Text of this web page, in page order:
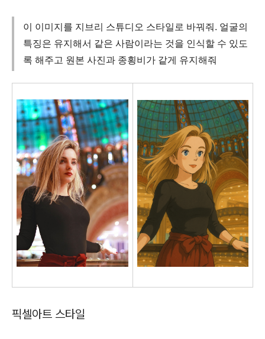
이 이미지를 지브리 스튜디오 스타일로 바꿔줘. 얼굴의
특징은 유지해서 같은 사람이라는 것을 인식할 수 있도
록 해주고 원본 사진과 종횡비가 같게 유지해줘
픽셀아트 스타일